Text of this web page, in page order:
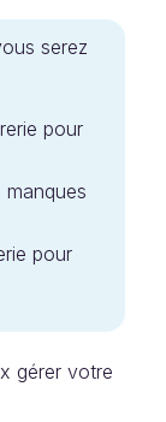
serez
pour
pour
gérer votre